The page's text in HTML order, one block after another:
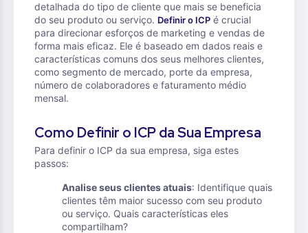
detalhada do tipo de cliente que mais se beneficia
do seu produto ou serviço. Definir o ICP é crucial
para direcionar esforços de marketing e vendas de
forma mais eficaz. Ele é baseado em dados reais e
características comuns dos seus melhores clientes,
como segmento de mercado, porte da empresa,
número de colaboradores e faturamento médio
mensal.
Como Definir o ICP da Sua Empresa
Para definir o ICP da sua empresa, siga estes
passos:
Analise seus clientes atuais: Identifique quais
clientes têm maior sucesso com seu produto
ou serviço. Quais características eles
compartilham?